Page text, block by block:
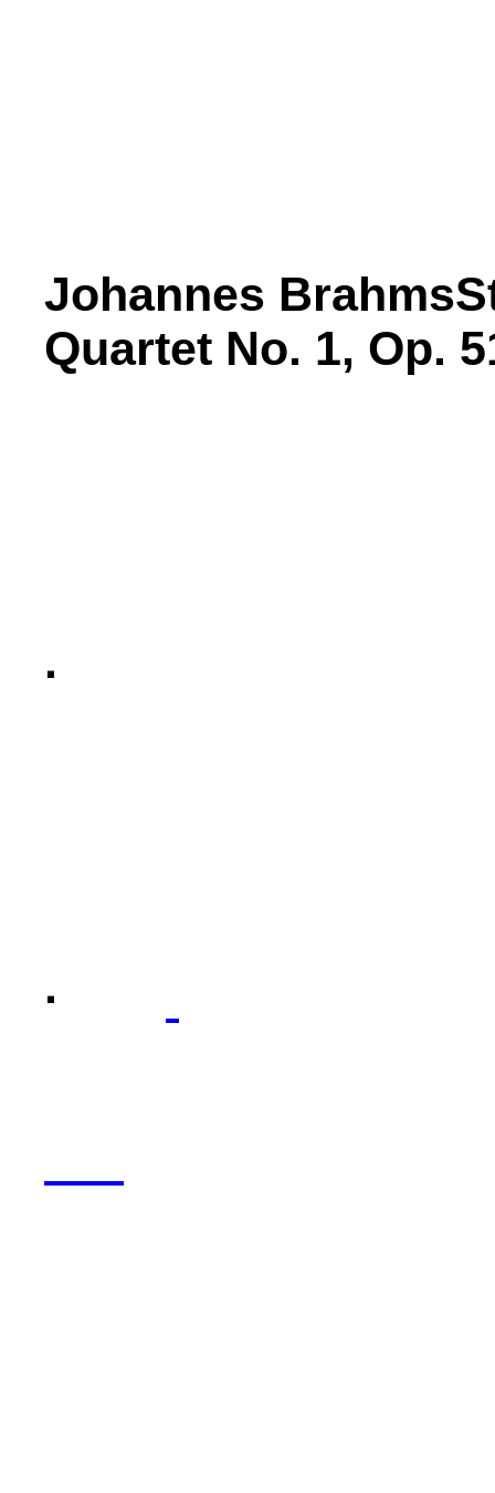
Johannes
Quartet No. 1, Op.
·
·